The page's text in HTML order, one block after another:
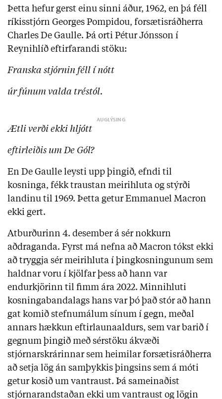
Þetta hefur gerst einu sinni áður, 1962, en þá féll
ríkisstjórn Georges Pompidou, forsætisráðherra
Charles De Gaulle. Þá orti Pétur Jónsson í
Reynihlíð eftirfarandi stöku:
Franska stjórnin féll í nótt
úr fúnum valda tréstól.
Ætli verði ekki hljótt
eftirleiðis um De Gól?
En De Gaulle leysti upp þingið, efndi til
kosninga, fékk traustan meirihluta og stýrði
landinu til 1969. Þetta getur Emmanuel Macron
ekki gert.
Atburðurinn 4. desember á sér nokkurn
aðdraganda. Fyrst má nefna að Macron tókst ekki
að tryggja sér meirihluta í þingkosningunum sem
haldnar voru í kjölfar þess að hann var
endurkjörinn til fimm ára 2022. Minnihluti
kosningabandalags hans var þó það stór að hann
gat komið stefnumálum sínum í gegn, meðal
annars hækkun eftirlaunaaldurs, sem var barið í
gegnum þingið með sérstöku ákvæði
stjórnarskrárinnar sem heimilar forsætisráðherra
að setja lög án samþykkis þingsins sem á móti
getur kosið um vantraust. Þá sameinaðist
stjórnarandstaðan ekki um vantraust og lögin